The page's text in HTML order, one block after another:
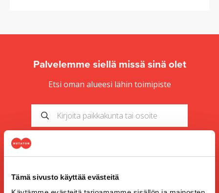
Tämä sivusto käyttää evästeitä
Palvelemme siellä missä sinä olet
Etsi oman alueesi lähin toimipiste